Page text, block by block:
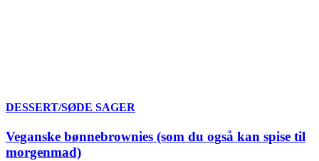
DESSERT/SØDE SAGER
Veganske bønnebrownies (som du også kan spise til
morgenmad)